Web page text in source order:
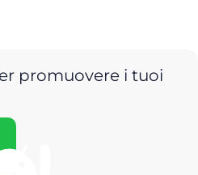
promuovere i tuoi